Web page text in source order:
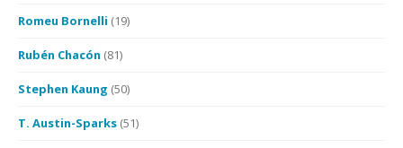
Romeu Bornelli (19)
Rubén Chacón (81)
Stephen Kaung (50)
T. Austin-Sparks (51)